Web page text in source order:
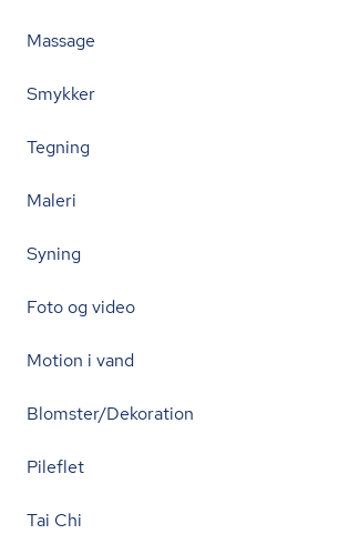
Massage
Smykker
Tegning
Maleri
Syning
Foto og video
Motion i vand
Blomster/Dekoration
Pileflet
Tai Chi